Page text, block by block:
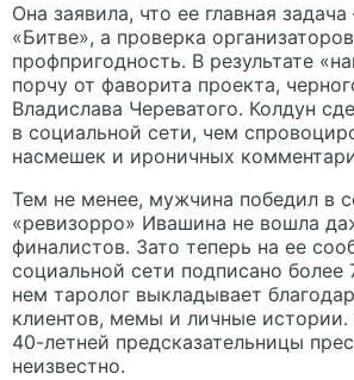
Она заявила, что ее главная
«Битве», а проверка
профпригодность. В результате
порчу от фаворита проекта,
Владислава Череватого. Колдун
в социальной сети, чем
насмешек и ироничных
Тем не менее, мужчина победил в
«ревизорро» Ивашина не вошла
финалистов. Зато теперь на ее
социальной сети подписано более
нем таролог выкладывает
клиентов, мемы и личные
40-летней предсказательницы
неизвестно.